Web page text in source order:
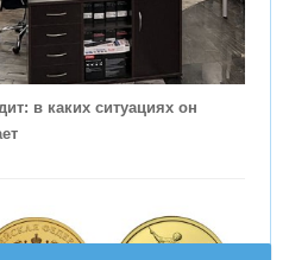
в каких ситуациях он